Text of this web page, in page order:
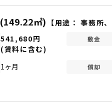
(149.22㎡) 【用途：事務所、
541,680円
(賃料に含む)
敷金
1ヶ月 償却